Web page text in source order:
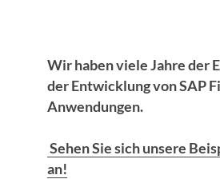
Wir haben viele Jahre der
der Entwicklung von SAP
Anwendungen.
Sehen Sie sich unsere
an!